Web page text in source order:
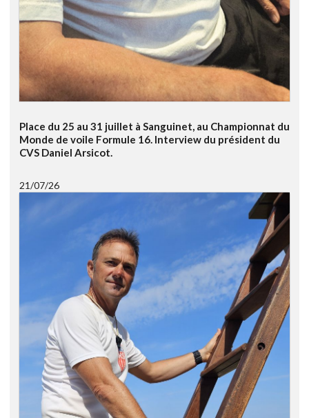
Place du 25 au 31 juillet à Sanguinet, au Championnat du
Monde de voile Formule 16. Interview du président du
CVS Daniel Arsicot.
21/07/26